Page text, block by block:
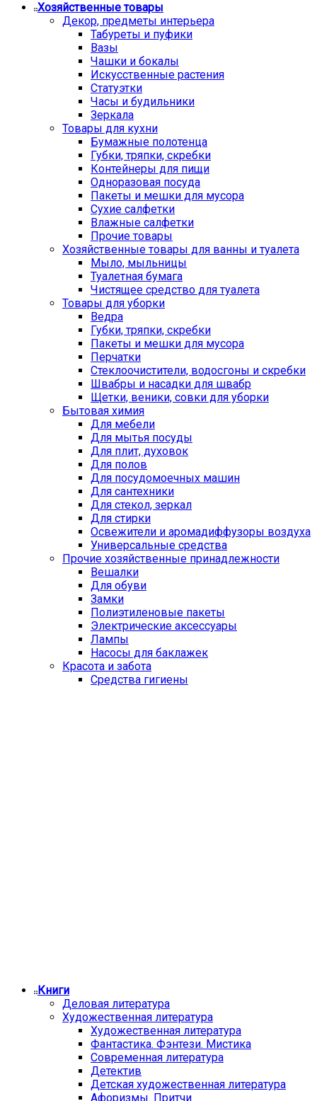
Хозяйственные товары
Декор, предметы интерьера
Табуреты и пуфики
Вазы
Чашки и бокалы
Искусственные растения
Статуэтки
Часы и будильники
Зеркала
Товары для кухни
Бумажные полотенца
Губки, тряпки, скребки
Контейнеры для пищи
Одноразовая посуда
Пакеты и мешки для мусора
Сухие салфетки
Влажные салфетки
Прочие товары
Хозяйственные товары для ванны и туалета
Мыло, мыльницы
Туалетная бумага
Чистящее средство для туалета
Товары для уборки
Ведра
Губки, тряпки, скребки
Пакеты и мешки для мусора
Перчатки
Стеклоочистители, водосгоны и скребки
Швабры и насадки для швабр
Щетки, веники, совки для уборки
Бытовая химия
Для мебели
Для мытья посуды
Для плит, духовок
Для полов
Для посудомоечных машин
Для сантехники
Для стекол, зеркал
Для стирки
Освежители и аромадиффузоры воздуха
Универсальные средства
Прочие хозяйственные принадлежности
Вешалки
Для обуви
Замки
Полиэтиленовые пакеты
Электрические аксессуары
Лампы
Насосы для баклажек
Красота и забота
Средства гигиены
Книги
Деловая литература
Художественная литература
Художественная литература
Фантастика. Фэнтези. Мистика
Современная литература
Детектив
Детская художественная литература
Афоризмы. Притчи